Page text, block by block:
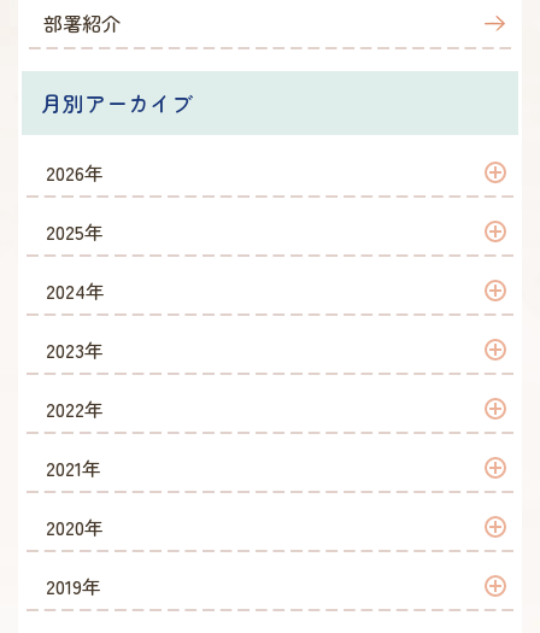
部署紹介
月別アーカイブ
2026年
2026年 7月
2026年 6月
2026年 5月
2026年 2月
2026年 1月
2025年
2025年 12月
2025年 11月
2025年 10月
2025年 8月
2025年 7月
2025年 6月
2024年
2024年 12月
2024年 10月
2024年 7月
2024年 5月
2024年 3月
2023年
2023年 12月
2023年 11月
2023年 10月
2023年 8月
2022年
2022年 12月
2022年 11月
2022年 10月
2021年
2021年 12月
2021年 11月
2020年
2020年 12月
2019年